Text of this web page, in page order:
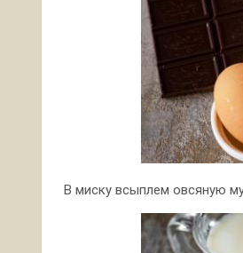
В миску всыплем овсяную